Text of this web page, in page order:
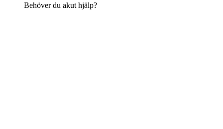
Behöver du akut hjälp?